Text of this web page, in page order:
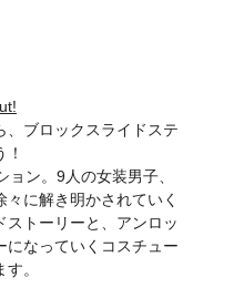
、ブロックスライドステ
ン。9人の女装男子、
々に解き明かされていく
ストーリーと、アンロッ
になっていくコスチュー
。